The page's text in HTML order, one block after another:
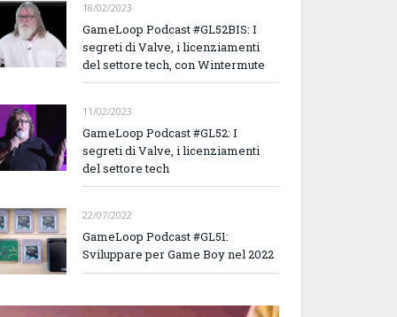
18/02/2023
GameLoop Podcast #GL52BIS: I
segreti di Valve, i licenziamenti
del settore tech, con Wintermute
11/02/2023
GameLoop Podcast #GL52: I
segreti di Valve, i licenziamenti
del settore tech
22/07/2022
GameLoop Podcast #GL51:
Sviluppare per Game Boy nel 2022